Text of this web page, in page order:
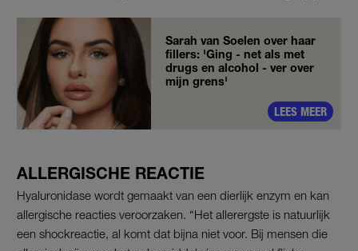
Sarah van Soelen over haar
fillers: 'Ging - net als met
drugs en alcohol - ver over
mijn grens'
LEES MEER
ALLERGISCHE REACTIE
Hyaluronidase wordt gemaakt van een dierlijk enzym en kan
allergische reacties veroorzaken. “Het allerergste is natuurlijk
een shockreactie, al komt dat bijna niet voor. Bij mensen die